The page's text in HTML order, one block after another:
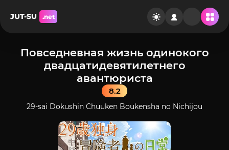
JUT-SU .net
Повседневная жизнь одинокого
двадцатидевятилетнего
авантюриста
8.2
29-sai Dokushin Chuuken Boukensha no Nichijou